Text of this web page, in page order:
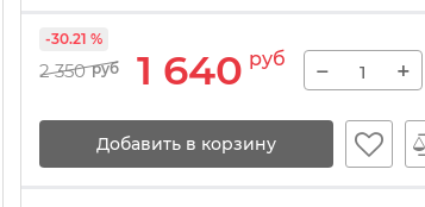
2 350 руб 1 640 руб
-30.21 %
− +
Добавить в корзину